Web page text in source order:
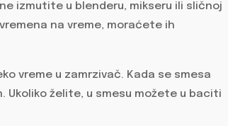
izmutite u blenderu, mikseru ili sličnoj
na vreme, moraćete ih
vreme u zamrzivač. Kada se smesa
Ukoliko želite, u smesu možete u baciti